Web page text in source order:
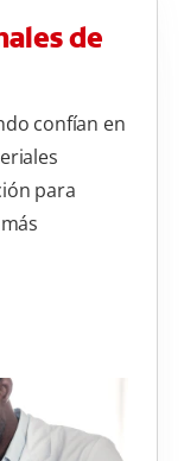
de
confían en
para